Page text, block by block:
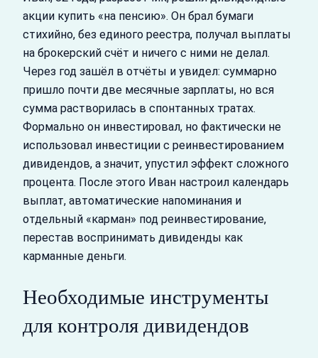
акции купить «на пенсию». Он брал бумаги
стихийно, без единого реестра, получал выплаты
на брокерский счёт и ничего с ними не делал.
Через год зашёл в отчёты и увидел: суммарно
пришло почти две месячные зарплаты, но вся
сумма растворилась в спонтанных тратах.
Формально он инвестировал, но фактически не
использовал инвестиции с реинвестированием
дивидендов, а значит, упустил эффект сложного
процента. После этого Иван настроил календарь
выплат, автоматические напоминания и
отдельный «карман» под реинвестирование,
перестав воспринимать дивиденды как
карманные деньги.
Необходимые инструменты
для контроля дивидендов